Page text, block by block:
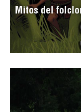
Mitos del